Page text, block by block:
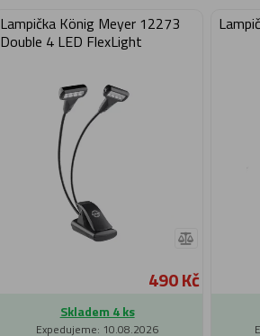
Lampička König Meyer 12273
Double 4 LED FlexLight
490 Kč
Skladem 4 ks
Expedujeme: 10.08.2026